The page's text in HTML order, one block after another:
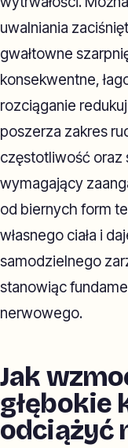
uwalniania
gwałtowne
konsekwentne,
rozciąganie
poszerza zakres
częstotliwość oraz
wymagający
od biernych form
własnego ciała i
samodzielnego
stanowiąc
nerwowego.
Jak
głębokie
odciążyć